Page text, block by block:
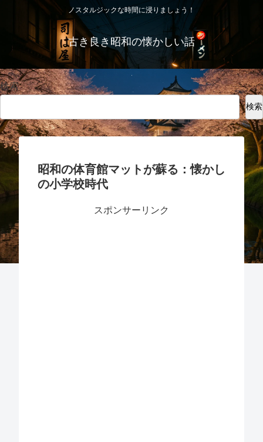
ノスタルジックな時間に浸りましょう！
古き良き昭和の懐かしい話
検索
検索
昭和の体育館マットが蘇る：懐かし
の小学校時代
スポンサーリンク